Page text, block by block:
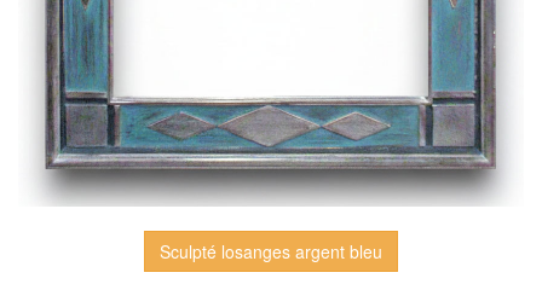
Sculpté losanges argent bleu